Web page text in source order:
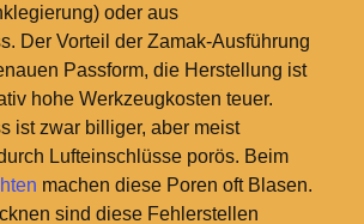
oder aus
Der Vorteil der Zamak-Ausführung
Passform, die Herstellung ist
hohe Werkzeugkosten teuer.
ist zwar billiger, aber meist
Lufteinschlüsse porös. Beim
machen diese Poren oft Blasen.
sind diese Fehlerstellen